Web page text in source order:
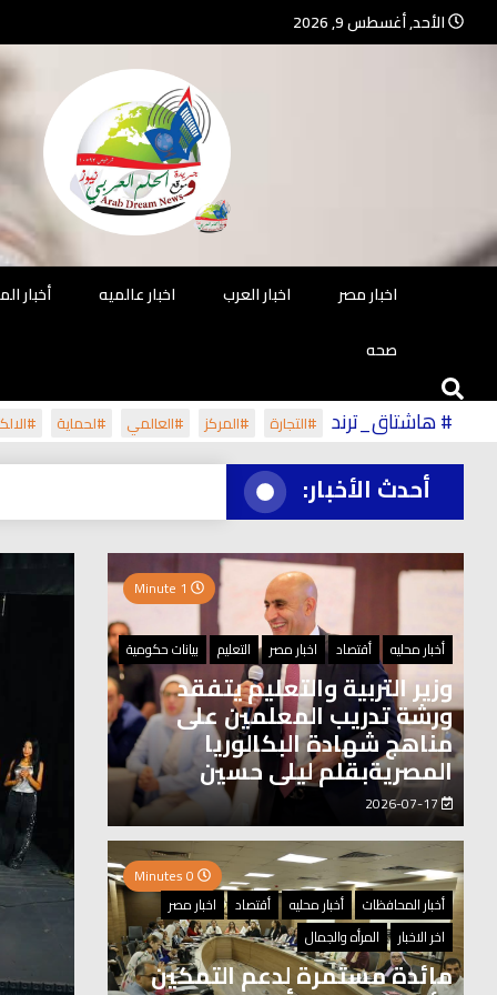
الأحد, أغسطس 9, 2026
جريدة مستقلة – صحافة تضيئ لك
اخبار مصر
اخبار العرب اخبار عالميه أخبار
صحه
# هاشتاق_ترند #التجارة #المركز #العالمي #لحماية
أحدث الأخبار:
أخبار محليه أقتصاد اخبار مصر التعليم بيانات حكومية
وزير التربية والتعليم يتفقد
ورشة تدريب المعلمين على
مناهج شهادة البكالوريا
المصريةبقلم ليلى حسين
2026-07-17
أخبار المحافظات
أخبار محليه أقتصاد
اخبار مصر
اخر الاخبار
المرأه والجمال
مائدة مستمرة لدعم التمكين
0 Minutes